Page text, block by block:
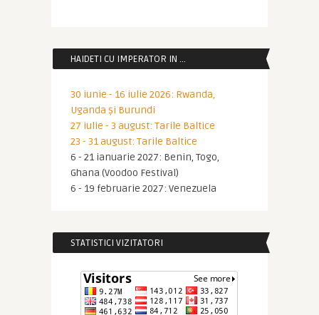
HAIDETI CU IMPERATOR IN …
30 iunie - 16 iulie 2026: Rwanda,
Uganda și Burundi
27 iulie - 3 august: Tarile Baltice
23 - 31 august: Tarile Baltice
6 - 21 ianuarie 2027: Benin, Togo,
Ghana (Voodoo Festival)
6 - 19 februarie 2027: Venezuela
STATISTICI VIZITATORI